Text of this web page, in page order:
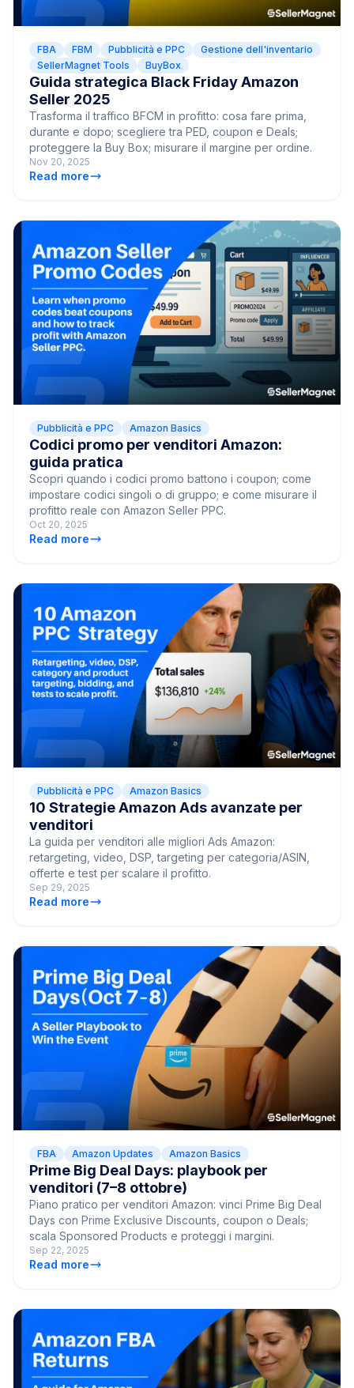
FBA FBM Pubblicità e PPC
Gestione dell'inventario
SellerMagnet Tools
BuyBox
Guida strategica Black Friday Amazon
Seller 2025
Trasforma il traffico BFCM in profitto: cosa fare prima,
durante e dopo; scegliere tra PED, coupon e Deals;
proteggere la Buy Box; misurare il margine per ordine.
Nov 20, 2025
Read more
Pubblicità e PPC Amazon Basics
Codici promo per venditori Amazon:
guida pratica
Scopri quando i codici promo battono i coupon; come
impostare codici singoli o di gruppo; e come misurare il
profitto reale con Amazon Seller PPC.
Oct 20, 2025
Read more
Pubblicità e PPC Amazon Basics
10 Strategie Amazon Ads avanzate per
venditori
La guida per venditori alle migliori Ads Amazon:
retargeting, video, DSP, targeting per categoria/ASIN,
offerte e test per scalare il profitto.
Sep 29, 2025
Read more
FBA Amazon Updates Amazon Basics
Prime Big Deal Days: playbook per
venditori (7–8 ottobre)
Piano pratico per venditori Amazon: vinci Prime Big Deal
Days con Prime Exclusive Discounts, coupon o Deals;
scala Sponsored Products e proteggi i margini.
Sep 22, 2025
Read more